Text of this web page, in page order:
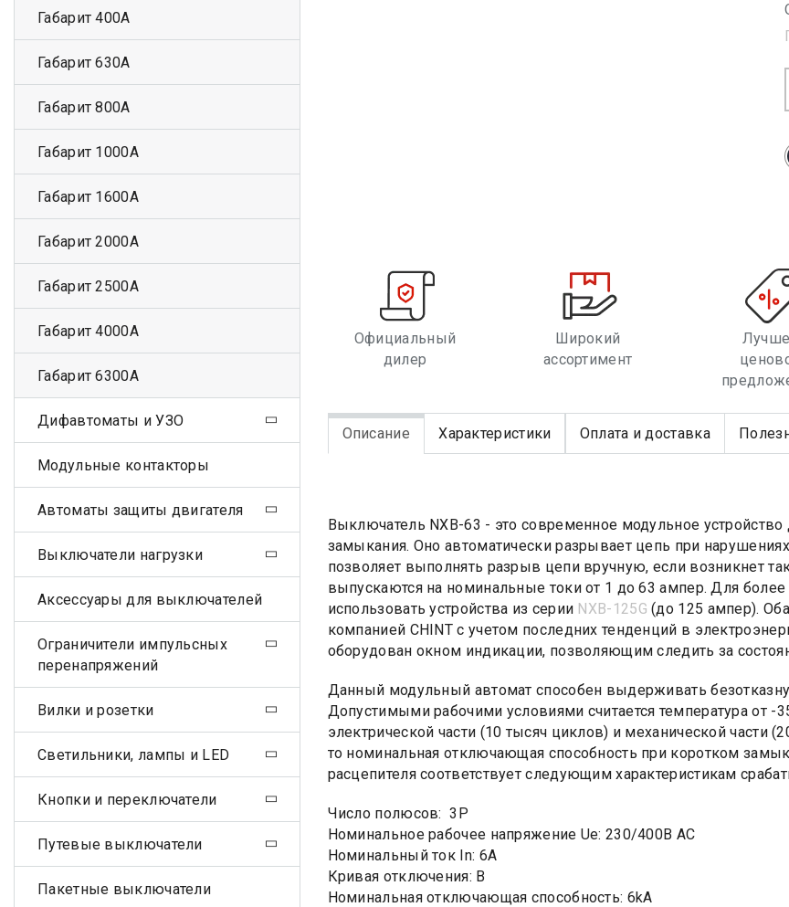
Официальный
дилер
Широкий
ассортимент
Описание Характеристики Оплата и доставка
Выключатель NXB-63 - это современное модульное
замыкания. Оно автоматически разрывает цепь при
позволяет выполнять разрыв цепи вручную, если возникнет
выпускаются на номинальные токи от 1 до 63 ампер. Для
использовать устройства из серии NXB-125G (до 125 ампер).
компанией CHINT с учетом последних тенденций в
оборудован окном индикации, позволяющим следить за
Данный модульный автомат способен выдерживать
Допустимыми рабочими условиями считается температура от -
электрической части (10 тысяч циклов) и механической части
то номинальная отключающая способность при коротком
расцепителя соответствует следующим характеристикам
Число полюсов: 3Р
Номинальное рабочее напряжение Ue: 230/400В AC
Номинальный ток In: 6А
Кривая отключения: В
Номинальная отключающая способность: 6kA
Габарит 400А
Габарит 630А
Габарит 800А
Габарит 1000А
Габарит 1600А
Габарит 2000А
Габарит 2500А
Габарит 4000А
Габарит 6300А
Дифавтоматы и УЗО
Модульные контакторы
Автоматы защиты двигателя
Выключатели нагрузки
Аксессуары для выключателей
Ограничители импульсных
перенапряжений
Вилки и розетки
Светильники, лампы и LED
Кнопки и переключатели
Путевые выключатели
Пакетные выключатели